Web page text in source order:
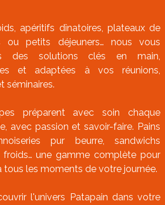
apéritifs dînatoires, plateaux de
ou petits déjeuners… nous vous
des solutions clés en main,
et adaptées à vos réunions,
séminaires.
préparent avec soin chaque
avec passion et savoir-faire. Pains
pur beurre, sandwichs
une gamme complète pour
tous les moments de votre journée.
l'univers Patapain dans votre